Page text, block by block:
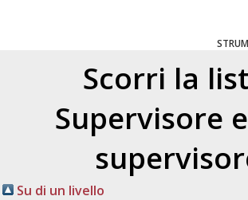
Scorri la
Supervisore
Su di un livello